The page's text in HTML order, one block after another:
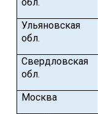
обл.
Ульяновская
обл.
Свердловская
обл.
Москва